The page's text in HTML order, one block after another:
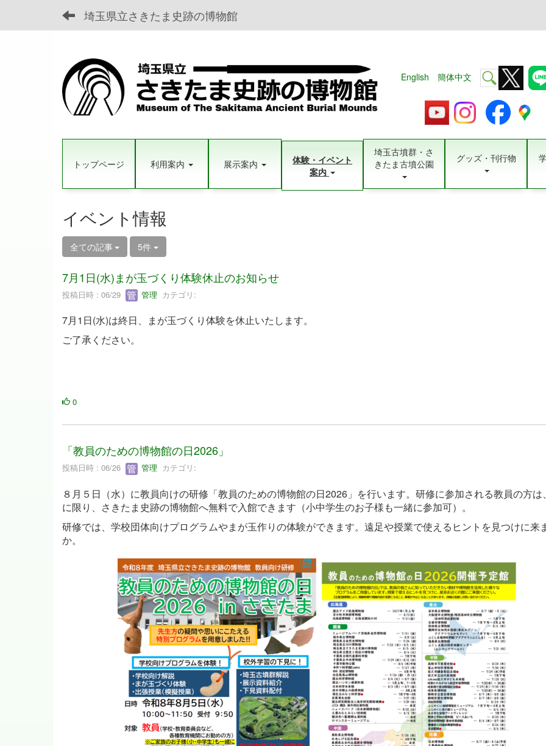
埼玉県立さきたま史跡の博物館
English 簡体中文
トップページ 利用案内 展示案内
体験・イベント
案内
埼玉古墳群・さ
きたま古墳公園
グッズ・刊行物
イベント情報
全ての記事 5件
7月1日(水)まが玉づくり体験休止のお知らせ
投稿日時 : 06/29 管理 カテゴリ:
7月1日(水)は終日、まが玉づくり体験を休止いたします。
ご了承ください。
0
「教員のための博物館の日2026」
投稿日時 : 06/26 管理 カテゴリ:
８月５日（水）に教員向けの研修「教員のための博物館の日2026」を行います。研修に参加される教員の方は
に限り、さきたま史跡の博物館へ無料で入館できます（小中学生のお子様も一緒に参加可）。
研修では、学校団体向けプログラムやまが玉作りの体験ができます。遠足や授業で使えるヒントを見つけに来
か。